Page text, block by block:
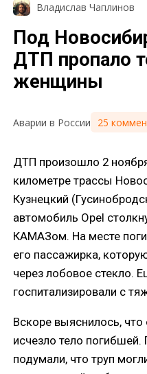
Владислав Чаплинов
Под
ДТП пропало
женщины
Аварии в России 25
ДТП произошло 2
километре трассы
Кузнецкий
автомобиль Opel
КАМАЗом. На месте
его пассажирка,
через лобовое стекло.
госпитализировали с
Вскоре выяснилось,
исчезло тело погибшей.
подумали, что труп